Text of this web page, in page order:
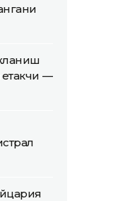
—